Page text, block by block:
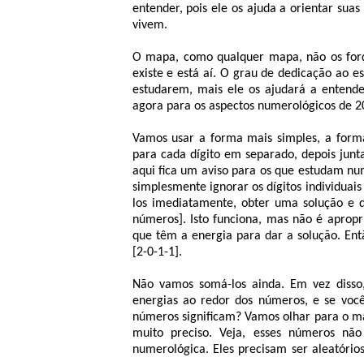
entender, pois ele os ajuda a orientar
vivem.
O mapa, como qualquer mapa, não os
existe e está aí. O grau de dedicação ao
estudarem, mais ele os ajudará a
agora para os aspectos numerológicos de
Vamos usar a forma mais simples, a
para cada dígito em separado, depois
aqui fica um aviso para os que estudam
simplesmente ignorar os dígitos
los imediatamente, obter uma solução e
números]. Isto funciona, mas não é
que têm a energia para dar a solução.
[2-0-1-1].
Não vamos somá-los ainda. Em vez
energias ao redor dos números, e se
números significam? Vamos olhar para o
muito preciso. Veja, esses números
numerológica. Eles precisam ser